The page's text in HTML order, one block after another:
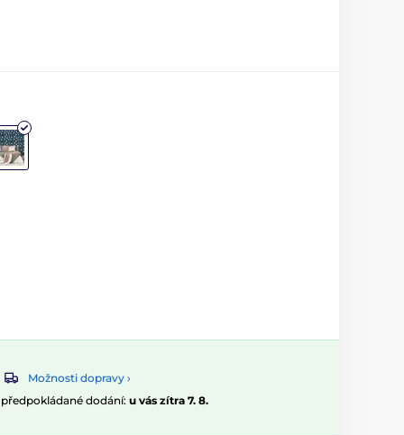
Možnosti dopravy ›
dodání: u vás zítra 7. 8.